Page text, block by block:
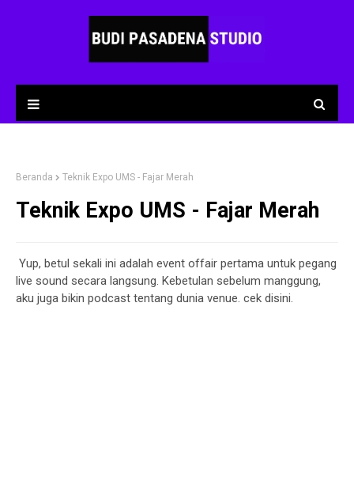
Beranda Teknik Expo UMS - Fajar Merah
Teknik Expo UMS - Fajar Merah
Yup, betul sekali ini adalah event offair pertama untuk pegang
live sound secara langsung. Kebetulan sebelum manggung,
aku juga bikin podcast tentang dunia venue. cek disini.